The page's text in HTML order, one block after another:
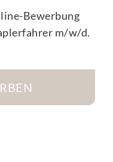
Bewerbung
m/w/d.